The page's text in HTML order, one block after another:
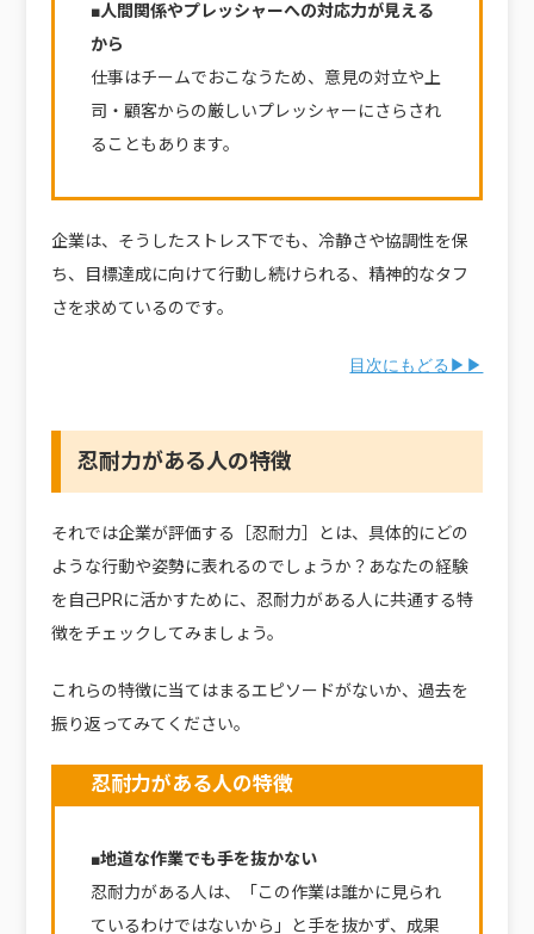
■人間関係やプレッシャーへの対応力が見える
から
仕事はチームでおこなうため、意見の対立や上
司・顧客からの厳しいプレッシャーにさらされ
ることもあります。
企業は、そうしたストレス下でも、冷静さや協調性を保
ち、目標達成に向けて行動し続けられる、精神的なタフ
さを求めているのです。
目次にもどる▶▶
忍耐力がある人の特徴
それでは企業が評価する［忍耐力］とは、具体的にどの
ような行動や姿勢に表れるのでしょうか？あなたの経験
を自己PRに活かすために、忍耐力がある人に共通する特
徴をチェックしてみましょう。
これらの特徴に当てはまるエピソードがないか、過去を
振り返ってみてください。
忍耐力がある人の特徴
■地道な作業でも手を抜かない
忍耐力がある人は、「この作業は誰かに見られ
ているわけではないから」と手を抜かず、成果